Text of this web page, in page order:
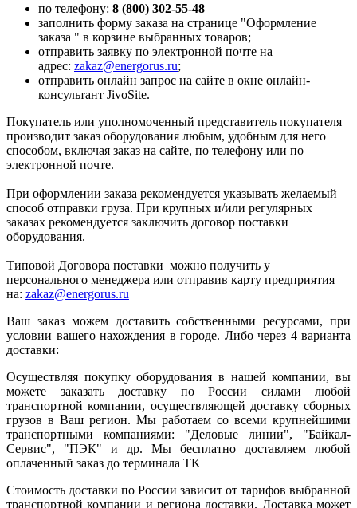
по телефону: 8 (800) 302-55-48
заполнить форму заказа на странице "Оформление
заказа " в корзине выбранных товаров;
отправить заявку по электронной почте на
адрес: zakaz@energorus.ru;
отправить онлайн запрос на сайте в окне онлайн-
консультант JivoSite.
Покупатель или уполномоченный представитель покупателя
производит заказ оборудования любым, удобным для него
способом, включая заказ на сайте, по телефону или по
электронной почте.
При оформлении заказа рекомендуется указывать желаемый
способ отправки груза. При крупных и/или регулярных
заказах рекомендуется заключить договор поставки
оборудования.
Типовой Договора поставки можно получить у
персонального менеджера или отправив карту предприятия
на: zakaz@energorus.ru
Ваш заказ можем доставить собственными ресурсами, при
условии вашего нахождения в городе. Либо через 4 варианта
доставки:
Осуществляя покупку оборудования в нашей компании, вы
можете заказать доставку по России силами любой
транспортной компании, осуществляющей доставку сборных
грузов в Ваш регион. Мы работаем со всеми крупнейшими
транспортными компаниями: "Деловые линии", "Байкал-
Сервис", "ПЭК" и др. Мы бесплатно доставляем любой
оплаченный заказ до терминала ТK
Стоимость доставки по России зависит от тарифов выбранной
транспортной компании и региона доставки. Доставка может